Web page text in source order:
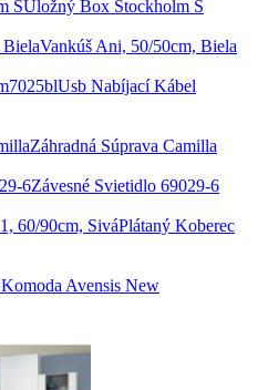
Úložný Box Stockholm S
Vankúš Ani, 50/50cm, Biela
Usb Nabíjací Kábel
Záhradná Súprava Camilla
Závesné Svietidlo 69029-6
Plátaný Koberec
Komoda Avensis New